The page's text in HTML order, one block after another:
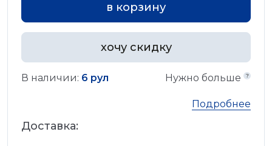
в корзину
хочу скидку
В наличии: 6 рул Нужно больше
Подробнее
Доставка: